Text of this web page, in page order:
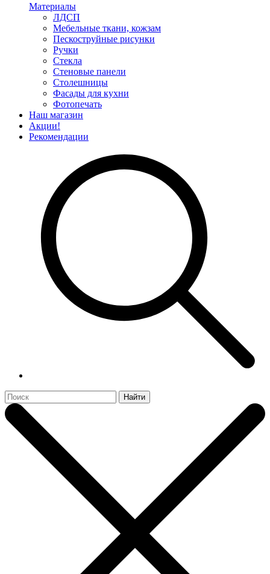
Материалы
ЛДСП
Мебельные ткани, кожзам
Пескоструйные рисунки
Ручки
Стекла
Стеновые панели
Столешницы
Фасады для кухни
Фотопечать
Наш магазин
Акции!
Рекомендации
Найти